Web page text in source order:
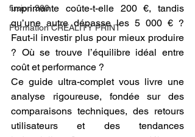
fusion 360
Formation CREALITY PRINT
imprimante coûte-t-elle 200 €, tandis
qu’une autre dépasse les 5 000 € ?
Faut-il investir plus pour mieux produire
? Où se trouve l’équilibre idéal entre
coût et performance ?
Ce guide ultra-complet vous livre une
analyse rigoureuse, fondée sur des
comparaisons techniques, des retours
utilisateurs et des tendances